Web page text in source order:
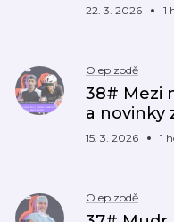
22. 3. 2026 1
O epizodě
38# Mezi
a novinky
15. 3. 2026 1
O epizodě